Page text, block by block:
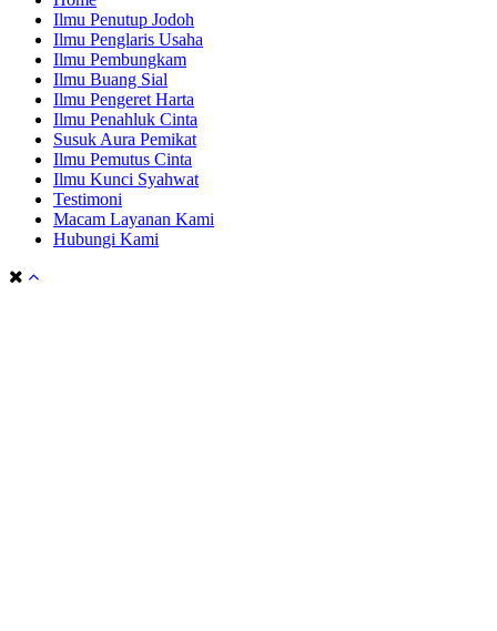
Ilmu Penutup Jodoh
Ilmu Penglaris Usaha
Ilmu Pembungkam
Ilmu Buang Sial
Ilmu Pengeret Harta
Ilmu Penahluk Cinta
Susuk Aura Pemikat
Ilmu Pemutus Cinta
Ilmu Kunci Syahwat
Testimoni
Macam Layanan Kami
Hubungi Kami